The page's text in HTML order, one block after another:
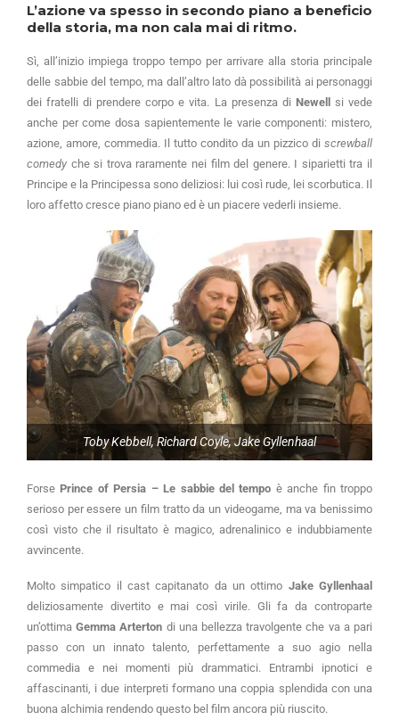
L’azione va spesso in secondo piano a beneficio
della storia, ma non cala mai di ritmo.
Sì, all’inizio impiega troppo tempo per arrivare alla storia principale
delle sabbie del tempo, ma dall’altro lato dà possibilità ai personaggi
dei fratelli di prendere corpo e vita. La presenza di Newell
si vede
anche per come dosa sapientemente le varie componenti: mistero,
azione, amore, commedia. Il tutto condito da un pizzico di screwball
comedy che si trova raramente nei film del genere. I siparietti tra il
Principe e la Principessa sono deliziosi: lui così rude, lei scorbutica. Il
loro affetto cresce piano piano ed è un piacere vederli insieme.
Toby Kebbell, Richard Coyle, Jake Gyllenhaal
Forse Prince of Persia – Le sabbie del tempo è anche fin troppo
serioso per essere un film tratto da un videogame, ma va benissimo
così visto che il risultato è magico, adrenalinico e indubbiamente
avvincente.
Molto simpatico il cast capitanato da un ottimo Jake Gyllenhaal
deliziosamente divertito e mai così virile. Gli fa da controparte
un’ottimaGemma Arterton di una bellezza travolgente che va a pari
passo con un innato talento, perfettamente a suo agio nella
commedia e nei momenti più drammatici. Entrambi ipnotici e
affascinanti, i due interpreti formano una coppia splendida con una
buona alchimia rendendo questo bel film ancora più riuscito.